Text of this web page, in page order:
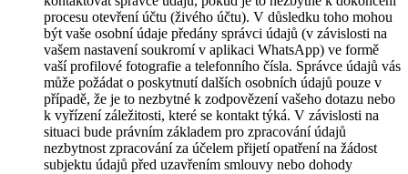
procesu otevření účtu (živého účtu). V důsledku toho mohou
být vaše osobní údaje předány správci údajů (v závislosti na
vašem nastavení soukromí v aplikaci WhatsApp) ve formě
vaší profilové fotografie a telefonního čísla. Správce údajů vás
může požádat o poskytnutí dalších osobních údajů pouze v
případě, že je to nezbytné k zodpovězení vašeho dotazu nebo
k vyřízení záležitosti, které se kontakt týká. V závislosti na
situaci bude právním základem pro zpracování údajů
nezbytnost zpracování za účelem přijetí opatření na žádost
subjektu údajů před uzavřením smlouvy nebo dohody